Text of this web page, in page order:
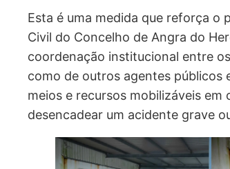
Esta é uma medida que reforça o
Civil do Concelho de Angra do
coordenação institucional entre
como de outros agentes públicos
meios e recursos mobilizáveis
desencadear um acidente grave